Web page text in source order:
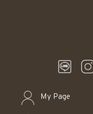
My Page